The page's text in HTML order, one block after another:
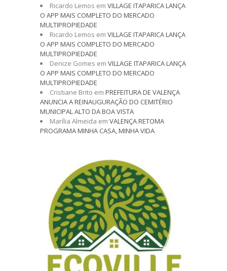
Ricardo Lemos em VILLAGE ITAPARICA LANÇA
O APP MAIS COMPLETO DO MERCADO
MULTIPROPIEDADE
Ricardo Lemos em VILLAGE ITAPARICA LANÇA
O APP MAIS COMPLETO DO MERCADO
MULTIPROPIEDADE
Denize Gomes em VILLAGE ITAPARICA LANÇA
O APP MAIS COMPLETO DO MERCADO
MULTIPROPIEDADE
Cristiane Brito em PREFEITURA DE VALENÇA
ANUNCIA A REINAUGURAÇÃO DO CEMITÉRIO
MUNICIPAL ALTO DA BOA VISTA
Marília Almeida em VALENÇA RETOMA
PROGRAMA MINHA CASA, MINHA VIDA